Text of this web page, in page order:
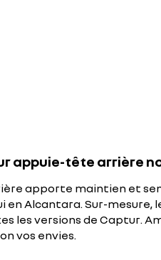
appuie-tête arrière
apporte maintien et
Alcantara. Sur-mesure,
les versions de Captur.
vos envies.